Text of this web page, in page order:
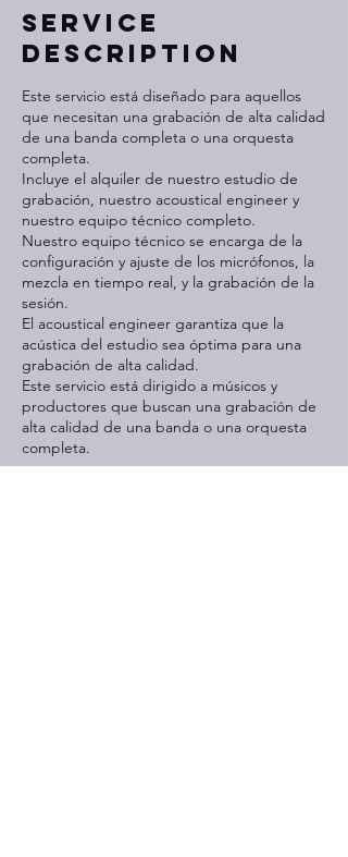
Service
Description
Este servicio está diseñado para aquellos
que necesitan una grabación de alta calidad
de una banda completa o una orquesta
completa.
Incluye el alquiler de nuestro estudio de
grabación, nuestro acoustical engineer y
nuestro equipo técnico completo.
Nuestro equipo técnico se encarga de la
configuración y ajuste de los micrófonos, la
mezcla en tiempo real, y la grabación de la
sesión.
El acoustical engineer garantiza que la
acústica del estudio sea óptima para una
grabación de alta calidad.
Este servicio está dirigido a músicos y
productores que buscan una grabación de
alta calidad de una banda o una orquesta
completa.